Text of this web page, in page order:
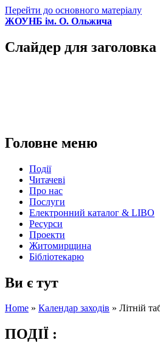
Перейти до основного матеріалу
ЖОУНБ ім. О. Ольжича
Слайдер для заголовка
Головне меню
Події
Читачеві
Про нас
Послуги
Електронний каталог & LIBO
Ресурси
Проекти
Житомирщина
Бібліотекарю
Ви є тут
Home » Календар заходів » Літній
ПОДІЇ :